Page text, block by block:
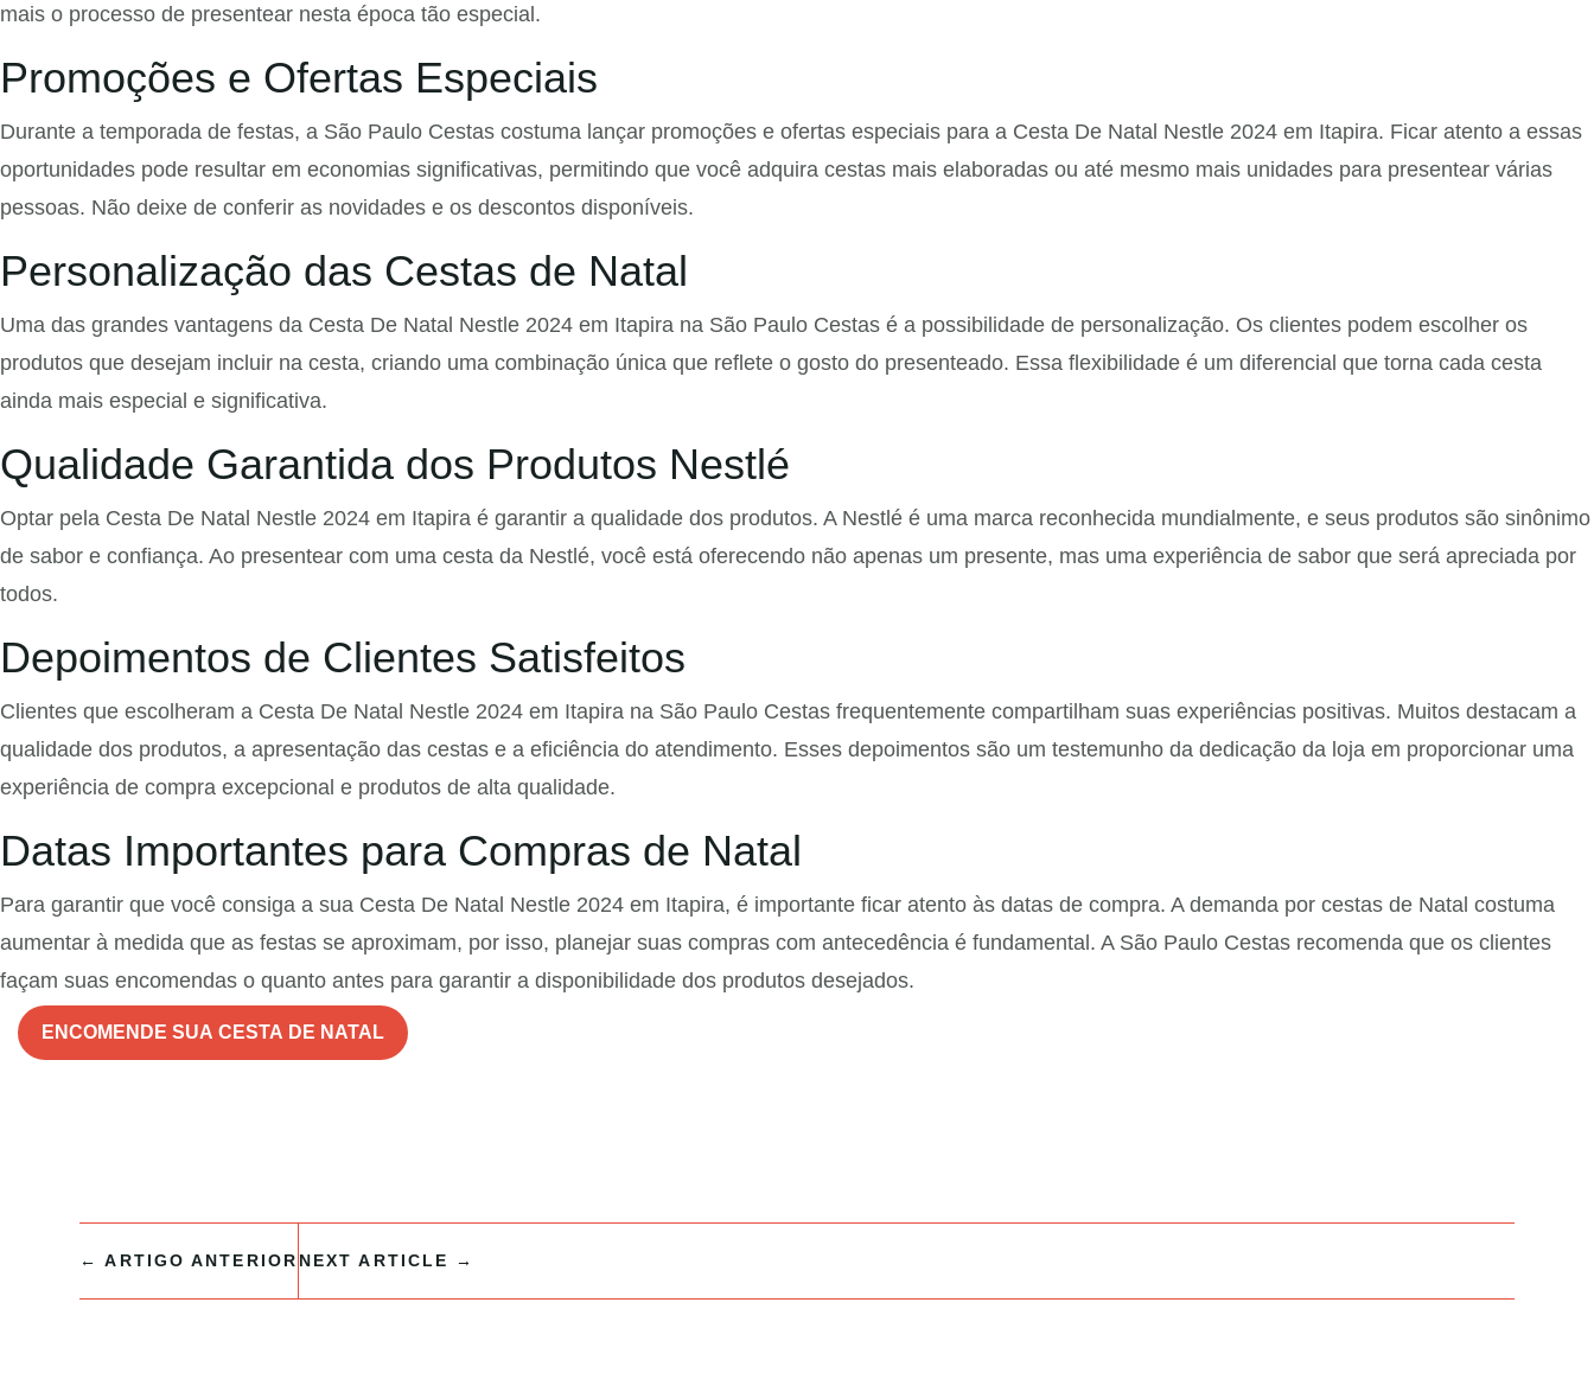
mais o processo de presentear nesta época tão especial.
Promoções e Ofertas Especiais
Durante a temporada de festas, a São Paulo Cestas costuma lançar promoções e ofertas especiais para a Cesta De Natal Nestle 2024 em Itapira. Ficar atento a essas
oportunidades pode resultar em economias significativas, permitindo que você adquira cestas mais elaboradas ou até mesmo mais unidades para presentear várias
pessoas. Não deixe de conferir as novidades e os descontos disponíveis.
Personalização das Cestas de Natal
Uma das grandes vantagens da Cesta De Natal Nestle 2024 em Itapira na São Paulo Cestas é a possibilidade de personalização. Os clientes podem escolher os
produtos que desejam incluir na cesta, criando uma combinação única que reflete o gosto do presenteado. Essa flexibilidade é um diferencial que torna cada cesta
ainda mais especial e significativa.
Qualidade Garantida dos Produtos Nestlé
Optar pela Cesta De Natal Nestle 2024 em Itapira é garantir a qualidade dos produtos. A Nestlé é uma marca reconhecida mundialmente, e seus produtos são sinônimo
de sabor e confiança. Ao presentear com uma cesta da Nestlé, você está oferecendo não apenas um presente, mas uma experiência de sabor que será apreciada por
todos.
Depoimentos de Clientes Satisfeitos
Clientes que escolheram a Cesta De Natal Nestle 2024 em Itapira na São Paulo Cestas frequentemente compartilham suas experiências positivas. Muitos destacam a
qualidade dos produtos, a apresentação das cestas e a eficiência do atendimento. Esses depoimentos são um testemunho da dedicação da loja em proporcionar uma
experiência de compra excepcional e produtos de alta qualidade.
Datas Importantes para Compras de Natal
Para garantir que você consiga a sua Cesta De Natal Nestle 2024 em Itapira, é importante ficar atento às datas de compra. A demanda por cestas de Natal costuma
aumentar à medida que as festas se aproximam, por isso, planejar suas compras com antecedência é fundamental. A São Paulo Cestas recomenda que os clientes
façam suas encomendas o quanto antes para garantir a disponibilidade dos produtos desejados.
ENCOMENDE SUA CESTA DE NATAL
←ARTIGO ANTERIOR NEXT ARTICLE →